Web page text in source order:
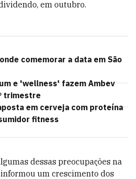
em outubro.
comemorar a data em São
e 'wellness' fazem Ambev
trimestre
em cerveja com proteína
fitness
dessas preocupações na
um crescimento dos